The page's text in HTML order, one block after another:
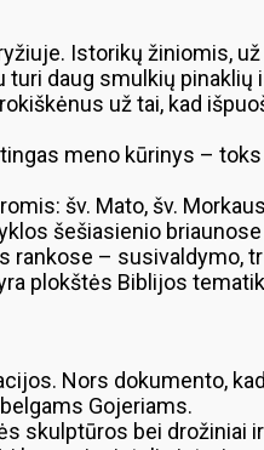
Istorikų žiniomis,
daug smulkių
už tai, kad
meno kūrinys –
šv. Mato, šv.
šešiasienio
– susivaldymo,
plokštės Biblijos
Nors dokumento,
Gojeriams.
skulptūros bei